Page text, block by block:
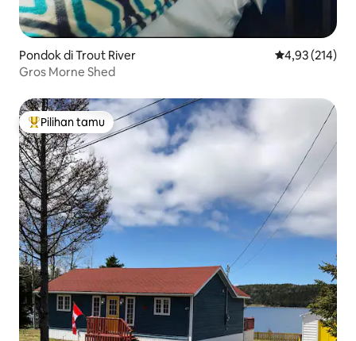
Pondok di Trout River Nilai rata-rata
4,93 (214)
Gros Morne Shed
Pilihan tamu terpopuler
Pilihan tamu